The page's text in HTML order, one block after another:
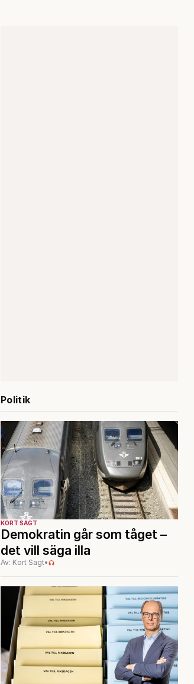
Politik
KORT SAGT
Demokratin går som tåget –
det vill säga illa
Av: Kort Sagt•